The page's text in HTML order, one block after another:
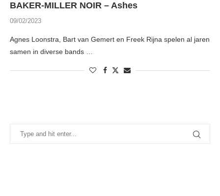
BAKER-MILLER NOIR – Ashes
09/02/2023
Agnes Loonstra, Bart van Gemert en Freek Rijna spelen al jaren
samen in diverse bands …